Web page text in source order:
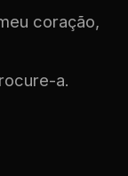
coração,
a.